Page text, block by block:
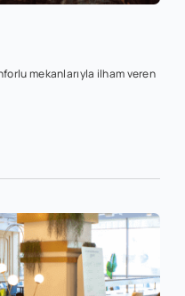
mekanlarıyla ilham veren